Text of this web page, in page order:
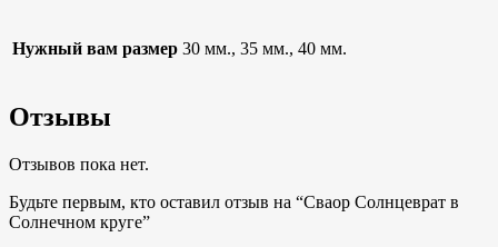
Нужный вам размер 30 мм., 35 мм., 40 мм.
Отзывы
Отзывов пока нет.
Будьте первым, кто оставил отзыв на “Сваор Солнцеврат в
Солнечном круге”